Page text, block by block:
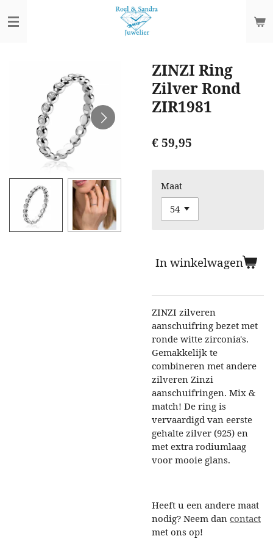
direct
ZINZI Ring
Zilver Rond
ZIR1981
€ 59,95
Maat
In winkelwagen
ZINZI zilveren
aanschuifring bezet met
ronde witte zirconia's.
Gemakkelijk te
combineren met andere
zilveren Zinzi
aanschuifringen. Mix &
match! De ring is
vervaardigd van eerste
gehalte zilver (925) en
met extra rodiumlaag
voor mooie glans.
Heeft u een andere maat
nodig? Neem dan contact
met ons op!